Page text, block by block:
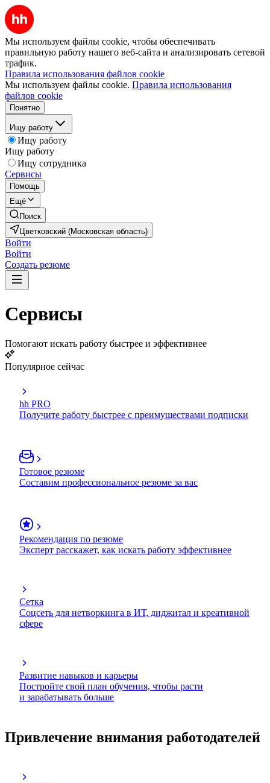
Мы используем файлы cookie, чтобы обеспечивать
правильную работу нашего веб-сайта и анализировать сетевой
трафик.
Правила использования файлов cookie
Мы используем файлы cookie. Правила использования
файлов cookie
Понятно
Ищу работу
Ищу работу
Ищу работу
Ищу сотрудника
Сервисы
Помощь
Ещё
Поиск
Цветковский (Московская область)
Войти
Войти
Создать резюме
Сервисы
Помогают искать работу быстрее и эффективнее
Популярное сейчас
hh PRO
Получите работу быстрее с преимуществами подписки
Готовое резюме
Составим профессиональное резюме за вас
Рекомендация по резюме
Эксперт расскажет, как искать работу эффективнее
Сетка
Соцсеть для нетворкинга в ИТ, диджитал и креативной
сфере
Развитие навыков и карьеры
Постройте свой план обучения, чтобы расти
и зарабатывать больше
Привлечение внимания работодателей